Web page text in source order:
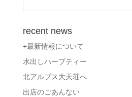
recent news
+最新情報について
水出しハーブティー
北アルプス大天荘へ
出店のごあんない